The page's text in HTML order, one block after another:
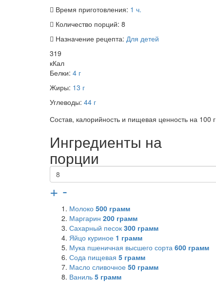
Время приготовления: 1 ч.
Количество порций: 8
Назначение рецепта: Для детей
319
кКал
Белки: 4 г
Жиры: 13 г
Углеводы: 44 г
Состав, калорийность и пищевая ценность на 100 г
Ингредиенты на
порции
+ -
Молоко 500 грамм
Маргарин 200 грамм
Сахарный песок 300 грамм
Яйцо куриное 1 грамм
Мука пшеничная высшего сорта 600 грамм
Сода пищевая 5 грамм
Масло сливочное 50 грамм
Ваниль 5 грамм